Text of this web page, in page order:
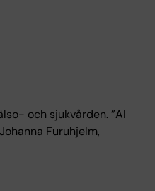
och sjukvården. ”AI
Furuhjelm,